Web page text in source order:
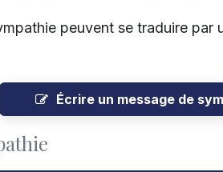
peuvent se traduire par
Écrire un message de